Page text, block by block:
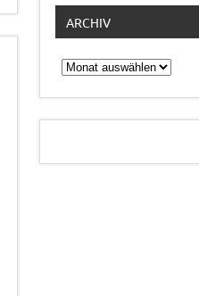
ARCHIV
Archiv